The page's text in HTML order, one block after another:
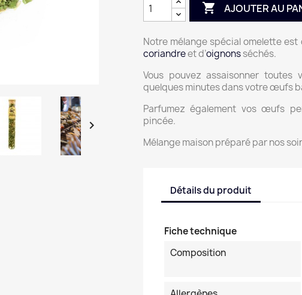

 AJOUTER AU
Notre mélange spécial omelette est
coriandreet d’oignonsséchés.
Vous pouvez assaisonner toutes
quelques minutes dans votre œufs
Parfumez également vos œufs
pincée.
Mélange maison préparé par nos
Détails du produit
Fiche technique
Composition